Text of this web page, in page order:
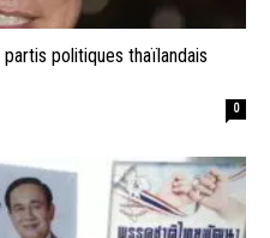
politiques thaïlandais
0